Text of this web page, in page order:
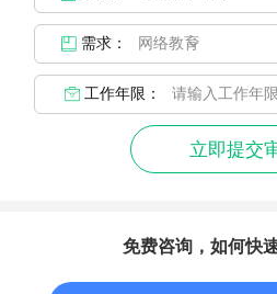
需求：
工作年限：
立即提交
免费咨询，如何快